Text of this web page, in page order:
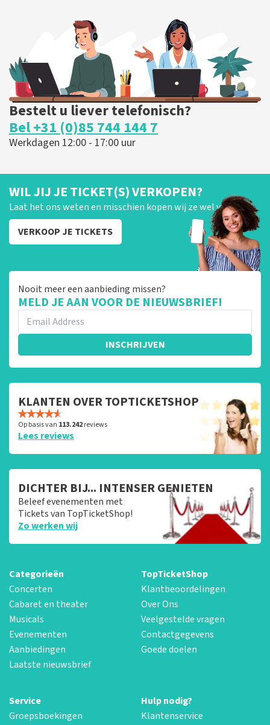
BESTEL NU
Bestelt u liever telefonisch?
Bel +31 (0)85 744 144 7
Werkdagen 12:00 - 17:00 uur
WIL JIJ JE TICKET(S) VERKOPEN?
Laat het ons weten en misschien kopen wij ze wel van je!
VERKOOP JE TICKETS
Nooit meer een aanbieding missen?
MELD JE AAN VOOR DE NIEUWSBRIEF!
INSCHRIJVEN
KLANTEN OVER TOPTICKETSHOP
Op basis van 113.242reviews
Lees reviews
DICHTER BIJ... INTENSER GENIETEN
Beleef evenementen met
Tickets van TopTicketShop!
Zo werken wij
Categorieën
Concerten
Cabaret en theater
Musicals
Evenementen
Aanbiedingen
Laatste nieuwsbrief
TopTicketShop
Klantbeoordelingen
Over Ons
Veelgestelde vragen
Contactgegevens
Goede doelen
Service
Groepsboekingen
Hulp nodig?
Klantenservice